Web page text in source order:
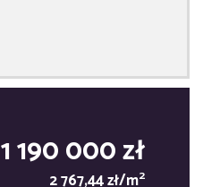
1 190 000 zł
2 767,44 zł/m2